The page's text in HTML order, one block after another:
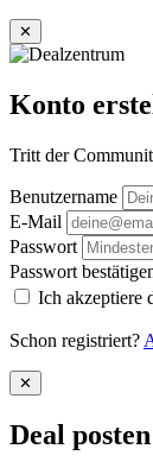
✕
Konto
Tritt der
Benutzername
E-Mail
Passwort
Passwort
Ich akzeptiere
Schon registriert?
✕
Deal posten